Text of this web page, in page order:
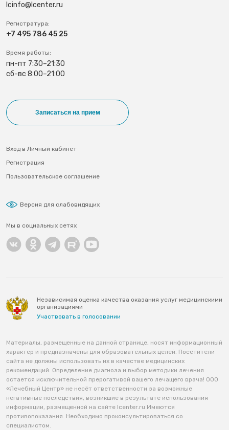
lcinfo@lcenter.ru
Регистратура:
+7 495 786 45 25
Время работы:
пн-пт 7:30–21:30
сб-вс 8:00–21:00
Записаться на прием
Вход в Личный кабинет
Регистрация
Пользовательское соглашение
Версия для слабовидящих
Мы в социальных сетях
Материалы, размещенные на данной странице, носят информационный
характер и предназначены для образовательных целей. Посетители
сайта не должны использовать их в качестве медицинских
рекомендаций. Определение диагноза и выбор методики лечения
остается исключительной прерогативой вашего лечащего врача! ООО
«Лечебный Центр» не несёт ответственности за возможные
негативные последствия, возникшие в результате использования
информации, размещенной на сайте lcenter.ru Имеются
противопоказания. Необходимо проконсультироваться со
специалистом.
Независимая оценка качества оказания услуг медицинскими
организациями
Участвовать в голосовании